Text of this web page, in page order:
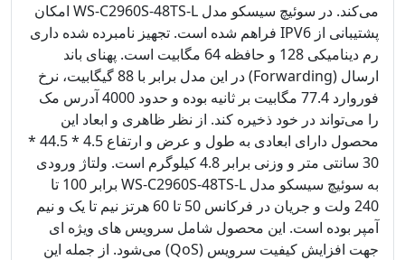
می‌کند. در سوئیچ سیسکو مدل WS-C2960S-48TS-L امکان
پشتیبانی از IPV6 فراهم شده است. تجهیز نامبرده شده داری
رم دینامیکی 128 و حافظه 64 مگابیت است. پهنای باند
ارسال (Forwarding) در این مدل برابر با 88 گیگابیت، نرخ
فوروارد 77.4 مگابیت بر ثانیه بوده و حدود 4000 آدرس مک
را می‌تواند در خود ذخیره کند. از نظر ظاهری و ابعاد این
محصول دارای ابعادی به طول و عرض و ارتفاع 4.5 * 44.5 *
30 سانتی متر و وزنی برابر 4.8 کیلوگرم است. ولتاژ ورودی
به سوئیچ سیسکو مدل WS-C2960S-48TS-L برابر 100 تا
240 ولت و جریان در فرکانس 50 تا 60 هرتز نیم تا یک و نیم
آمپر بوده است. این محصول شامل سرویس های ویژه ای
جهت افزایش کیفیت سرویس (QoS) می‌شود. از جمله این